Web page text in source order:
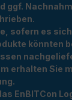
ggf.
sofern es
könnten
erhalten Sie
EnBITCon